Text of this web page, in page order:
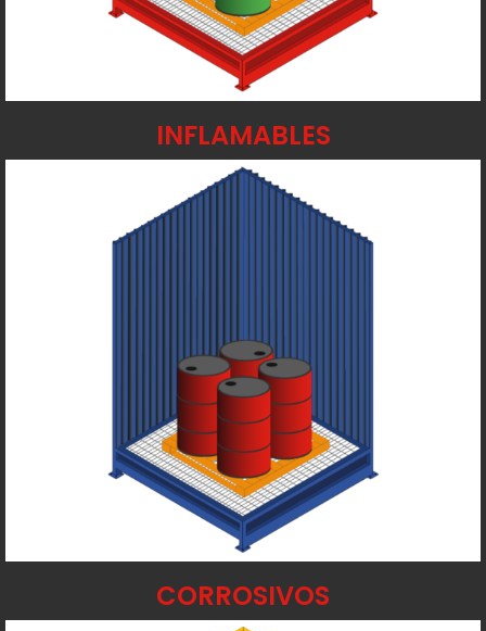
INFLAMABLES
CORROSIVOS